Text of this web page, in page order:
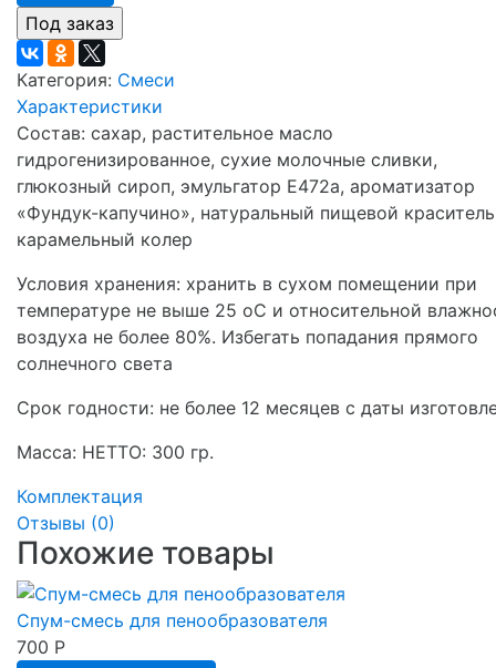
Категория: Смеси
Характеристики
Состав: сахар, растительное масло
гидрогенизированное, сухие молочные сливки,
глюкозный сироп, эмульгатор Е472а, ароматизатор
«Фундук-капучино», натуральный пищевой краситель
карамельный колер
Условия хранения: хранить в сухом помещении при
температуре не выше 25 оС и относительной
воздуха не более 80%. Избегать попадания прямого
солнечного света
Срок годности: не более 12 месяцев с даты
Масса: НЕТТО: 300 гр.
Комплектация
Отзывы (0)
Похожие товары
Спум-смесь для пенообразователя
700 Р